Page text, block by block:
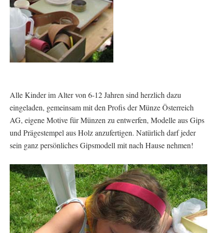
Alle Kinder im Alter von 6-12 Jahren sind herzlich dazu
eingeladen, gemeinsam mit den Profis der Münze Österreich
AG, eigene Motive für Münzen zu entwerfen, Modelle aus Gips
und Prägestempel aus Holz anzufertigen. Natürlich darf jeder
sein ganz persönliches Gipsmodell mit nach Hause nehmen!